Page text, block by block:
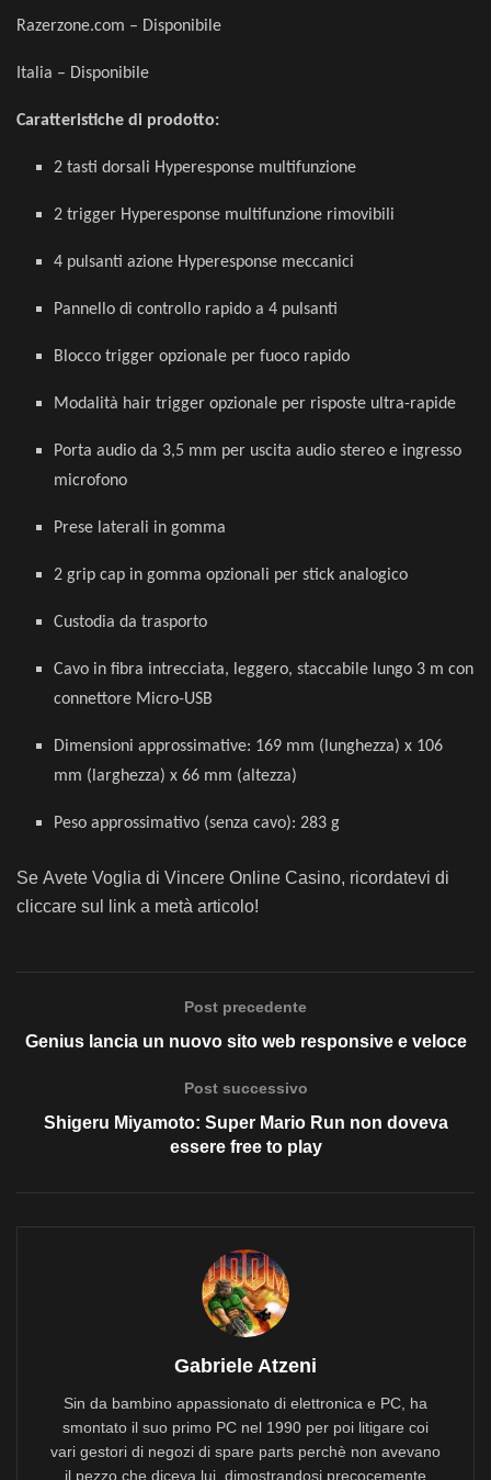
Razerzone.com – Disponibile
Italia – Disponibile
Caratteristiche di prodotto:
2 tasti dorsali Hyperesponse multifunzione
2 trigger Hyperesponse multifunzione rimovibili
4 pulsanti azione Hyperesponse meccanici
Pannello di controllo rapido a 4 pulsanti
Blocco trigger opzionale per fuoco rapido
Modalità hair trigger opzionale per risposte ultra-rapide
Porta audio da 3,5 mm per uscita audio stereo e ingresso
microfono
Prese laterali in gomma
2 grip cap in gomma opzionali per stick analogico
Custodia da trasporto
Cavo in fibra intrecciata, leggero, staccabile lungo 3 m con
connettore Micro-USB
Dimensioni approssimative: 169 mm (lunghezza) x 106
mm (larghezza) x 66 mm (altezza)
Peso approssimativo (senza cavo): 283 g
Se Avete Voglia di Vincere Online Casino, ricordatevi di
cliccare sul link a metà articolo!
Post precedente
Genius lancia un nuovo sito web responsive e veloce
Post successivo
Shigeru Miyamoto: Super Mario Run non doveva
essere free to play
Gabriele Atzeni
Sin da bambino appassionato di elettronica e PC, ha
smontato il suo primo PC nel 1990 per poi litigare coi
vari gestori di negozi di spare parts perchè non avevano
il pezzo che diceva lui, dimostrandosi precocemente